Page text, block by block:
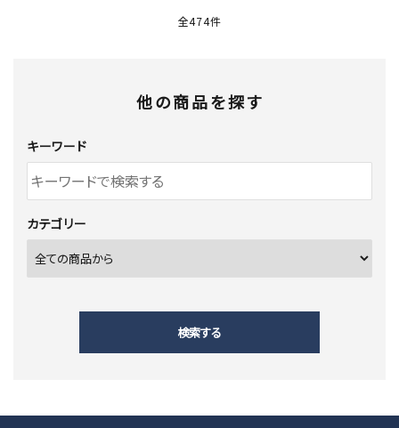
全474件
他の商品を探す
キーワード
カテゴリー
検索する